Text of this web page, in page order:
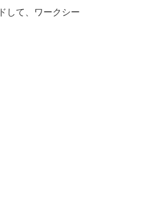
して、ワークシー